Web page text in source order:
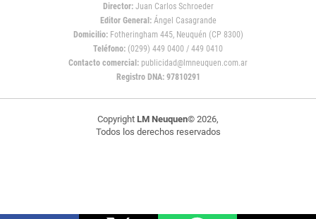
Director: Juan Carlos Schroeder
Editor General:Ángel Casagrande
Domicilio:Fotheringham 445, Neuquén (CP 8300)
Teléfono: (0299) 449 0400 / 449 0410
Contacto comercial: publicidad@lmneuquen.com.ar
Registro DNA: 97810291
Copyright LM Neuquen© 2026,
Todos los derechos reservados